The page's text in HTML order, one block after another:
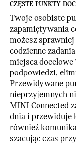
CZĘSTE PUNKTY
Twoje osobiste
zapamiętywania
możesz
codzienne
miejsca
podpowiedzi,
Przewidywane
nieprzyjemnych
MINI Connected
dnia i przewiduje
również
szacując czas